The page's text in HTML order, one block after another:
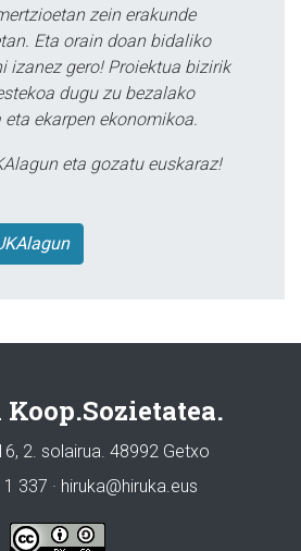
zein erakunde
Eta orain doan bidaliko
izanez gero! Proiektua bizirik
dugu zu bezalako
ekarpen ekonomikoa.
eta gozatu euskaraz!
2. solairua. 48992 Getxo
337 · hiruka@hiruka.eus